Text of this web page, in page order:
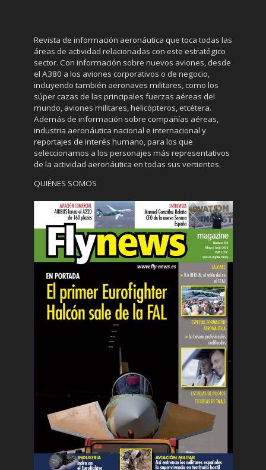
Revista de información aeronáutica que toca todas las
áreas de actividad relacionadas con este estratégico
sector. Con información sobre nuevos aviones, desde
el A380 a los aviones corporativos o de negocio,
incluyendo también aeronaves militares, como los
súper cazas de las principales fuerzas aéreas del
mundo, aviones militares, helicópteros, etcétera.
Además de información sobre compañías aéreas,
industria aeronáutica nacional e internacional y
reportajes de interés humano, para los que
seleccionamos a los personajes más representativos
de la actividad aeronáutica en todas sus vertientes.
QUIÉNES SOMOS